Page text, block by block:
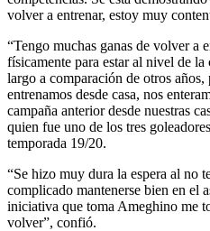
volver a entrenar, estoy muy
“Tengo muchas ganas de volver a
físicamente para estar al nivel de
largo a comparación de otros años,
entrenamos desde casa, nos
campaña anterior desde nuestras
quien fue uno de los tres
temporada 19/20.
“Se hizo muy dura la espera al no
complicado mantenerse bien en el
iniciativa que toma Ameghino me
volver”, confió.